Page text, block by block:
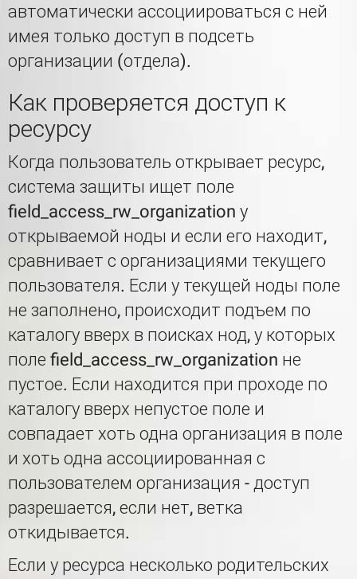
автоматически ассоциироваться с ней
имея только доступ в подсеть
организации (отдела).
Как проверяется доступ к
ресурсу
Когда пользователь открывает ресурс,
система защиты ищет поле
field_access_rw_organization у
открываемой ноды и если его находит,
сравнивает с организациями текущего
пользователя. Если у текущей ноды поле
не заполнено, происходит подъем по
каталогу вверх в поисках нод, у которых
поле field_access_rw_organization не
пустое. Если находится при проходе по
каталогу вверх непустое поле и
совпадает хоть одна организация в поле
и хоть одна ассоциированная с
пользователем организация - доступ
разрешается, если нет, ветка
откидывается.
Если у ресурса несколько родительских